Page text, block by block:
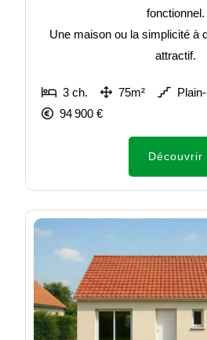
fonctionnel.
Une maison ou la simplicité à
attractif.
3 ch. 75m²
94 900 €
Découvrir